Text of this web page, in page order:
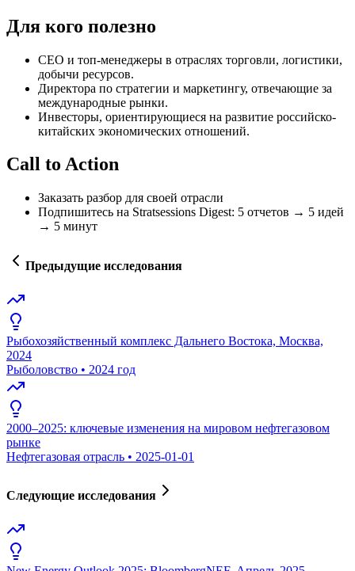
Для кого полезно
СЕО и топ-менеджеры в отраслях торговли, логистики,
добычи ресурсов.
Директора по стратегии и маркетингу, отвечающие за
международные рынки.
Инвесторы, ориентирующиеся на развитие российско-
китайских экономических отношений.
Call to Action
Заказать разбор для своей отрасли
Подпишитесь на Stratsessions Digest: 5 отчетов → 5 идей
→ 5 минут
Предыдущие исследования
Рыбохозяйственный комплекс Дальнего Востока, Москва,
2024
Рыболовство • 2024 год
2000–2025: ключевые изменения на мировом нефтегазовом
рынке
Нефтегазовая отрасль • 2025-01-01
Следующие исследования